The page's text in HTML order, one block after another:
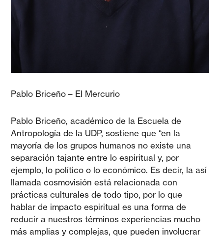
Pablo Briceño – El Mercurio
Pablo Briceño, académico de la Escuela de
Antropología de la UDP, sostiene que “en la
mayoría de los grupos humanos no existe una
separación tajante entre lo espiritual y, por
ejemplo, lo político o lo económico. Es decir, la así
llamada cosmovisión está relacionada con
prácticas culturales de todo tipo, por lo que
hablar de impacto espiritual es una forma de
reducir a nuestros términos experiencias mucho
más amplias y complejas, que pueden involucrar